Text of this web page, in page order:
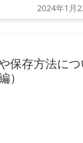
2024年1月
保存方法につ
）